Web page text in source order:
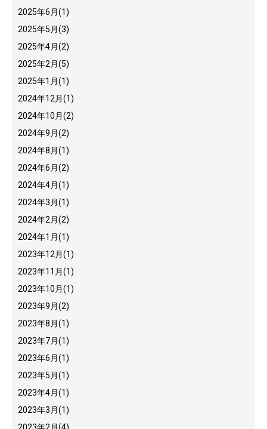
2025年6月(1)
2025年5月(3)
2025年4月(2)
2025年2月(5)
2025年1月(1)
2024年12月(1)
2024年10月(2)
2024年9月(2)
2024年8月(1)
2024年6月(2)
2024年4月(1)
2024年3月(1)
2024年2月(2)
2024年1月(1)
2023年12月(1)
2023年11月(1)
2023年10月(1)
2023年9月(2)
2023年8月(1)
2023年7月(1)
2023年6月(1)
2023年5月(1)
2023年4月(1)
2023年3月(1)